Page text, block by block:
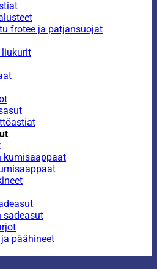
frotee ja patjansuojat
liukurit
kumisaappaat
sadeasut
päähineet